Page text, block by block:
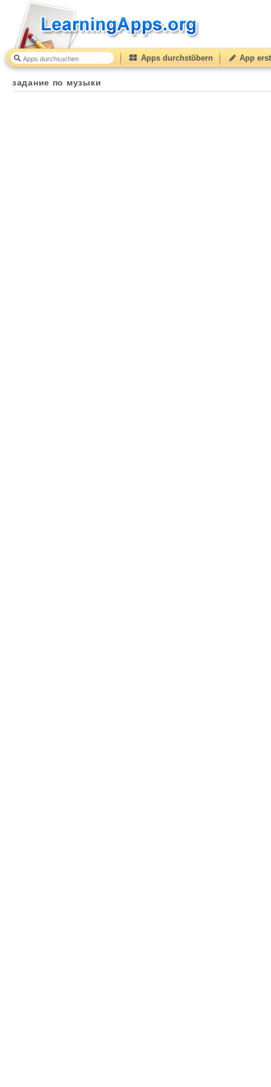
Apps durchstöbern App
задание по музыки